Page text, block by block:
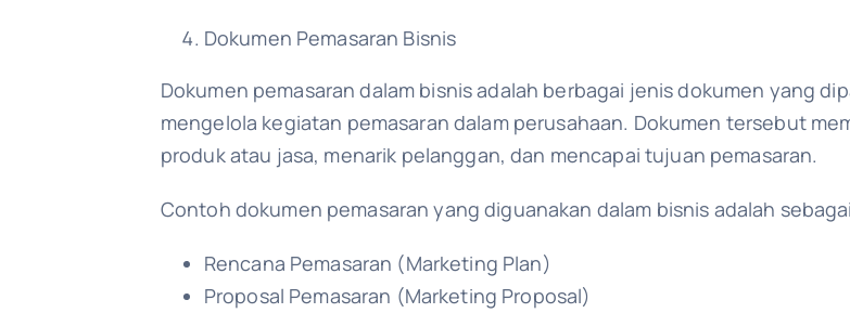
Dokumen Pemasaran Bisnis
Dokumen pemasaran dalam bisnis adalah berbagai jenis dokumen yang
mengelola kegiatan pemasaran dalam perusahaan. Dokumen tersebut
produk atau jasa, menarik pelanggan, dan mencapai tujuan pemasaran.
Contoh dokumen pemasaran yang diguanakan dalam bisnis adalah
Rencana Pemasaran (Marketing Plan)
Proposal Pemasaran (Marketing Proposal)